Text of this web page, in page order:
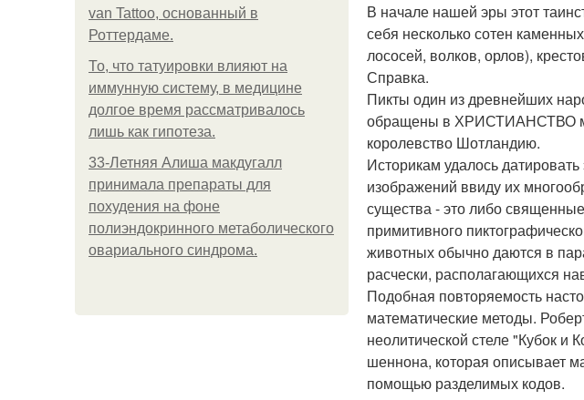
van Tattoo, основанный в
Роттердаме.
То, что татуировки влияют на
иммунную систему, в медицине
долгое время рассматривалось
лишь как гипотеза.
33-Летняя Алиша макдугалл
принимала препараты для
похудения на фоне
полиэндокринного метаболического
овариального синдрома.
В начале нашей эры этот
себя несколько сотен
лососей, волков, орлов),
Справка.
Пикты один из древнейших
обращены в ХРИСТИАНСТВО
королевство Шотландию.
Историкам удалось
изображений ввиду их
существа - это либо
примитивного
животных обычно даются в
расчески, располагающихся
Подобная повторяемость
математические методы.
неолитической стеле "Кубок
шеннона, которая описывает
помощью разделимых кодов.